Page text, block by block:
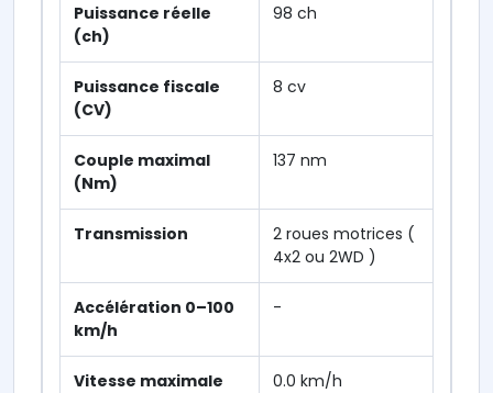
Puissance réelle
(ch)
98 ch
Puissance fiscale
(CV)
8 cv
Couple maximal
(Nm)
137 nm
Transmission
2 roues motrices (
4x2 ou 2WD )
Accélération 0–100
km/h
-
Vitesse maximale 0.0 km/h